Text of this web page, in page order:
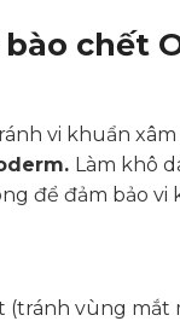
chết
vi khuẩn
Làm khô
để đảm bảo
vùng mắt